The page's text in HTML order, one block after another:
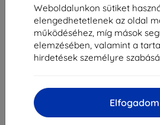
Weboldalunkon sütiket
elengedhetetlenek az oldal
működéséhez, míg mások
elemzésében, valamint a
hirdetések személyre
Elfogadom
3 230 Ft
Raktáron > 5 darab
Összes találat